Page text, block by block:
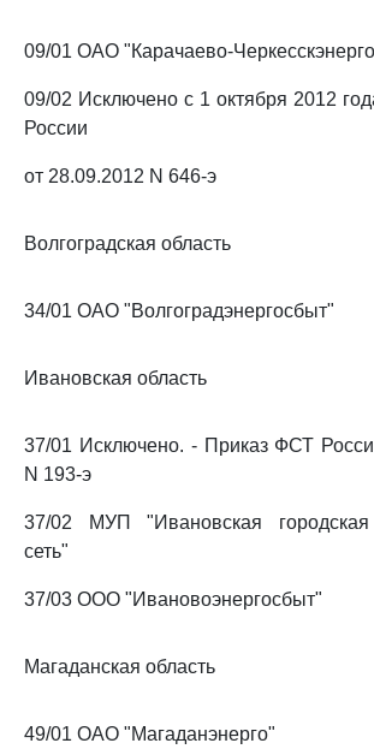
09/01 ОАО "Карачаево-
09/02 Исключено с 1 октября 2012
России
от 28.09.2012 N 646-э
Волгоградская область
34/01 ОАО "Волгоградэнергосбыт"
Ивановская область
37/01 Исключено. - Приказ ФСТ
N 193-э
37/02 МУП "Ивановская городская
сеть"
37/03 ООО "Ивановоэнергосбыт"
Магаданская область
49/01 ОАО "Магаданэнерго"